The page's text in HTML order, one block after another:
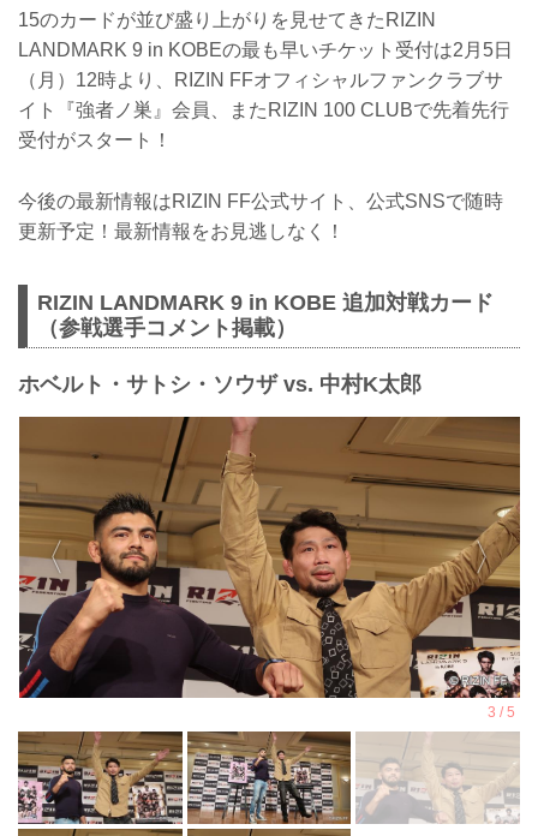
15のカードが並び盛り上がりを見せてきたRIZIN
LANDMARK 9 in KOBEの最も早いチケット受付は2月5日
（月）12時より、RIZIN FFオフィシャルファンクラブサ
イト『強者ノ巣』会員、またRIZIN 100 CLUBで先着先行
受付がスタート！
今後の最新情報はRIZIN FF公式サイト、公式SNSで随時
更新予定！最新情報をお見逃しなく！
RIZIN LANDMARK 9 in KOBE 追加対戦カード
（参戦選手コメント掲載）
ホベルト・サトシ・ソウザ vs. 中村K太郎